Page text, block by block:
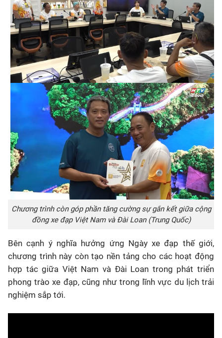
Chương trình còn góp phần tăng cường sự gắn kết giữa cộng
đồng xe đạp Việt Nam và Đài Loan (Trung Quốc)
Bên cạnh ý nghĩa hưởng ứng Ngày xe đạp thế giới,
chương trình này còn tạo nền tảng cho các hoạt động
hợp tác giữa Việt Nam và Đài Loan trong phát triển
phong trào xe đạp, cũng như trong lĩnh vực du lịch trải
nghiệm sắp tới.